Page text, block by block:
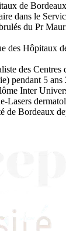
de
dans le
du Pr
des Hôpitaux
des Centres
pendant 5 ans
Inter
Lasers
de Bordeaux